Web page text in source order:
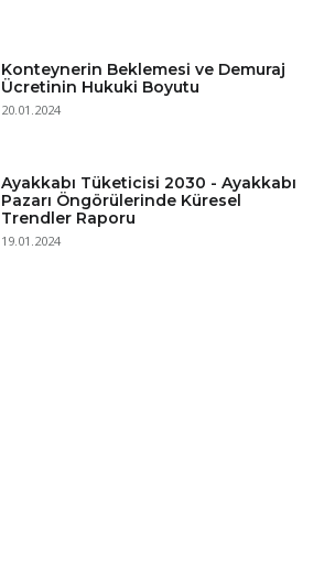
Konteynerin Beklemesi ve Demuraj
Ücretinin Hukuki Boyutu
20.01.2024
Ayakkabı Tüketicisi 2030 - Ayakkabı
Pazarı Öngörülerinde Küresel
Trendler Raporu
19.01.2024